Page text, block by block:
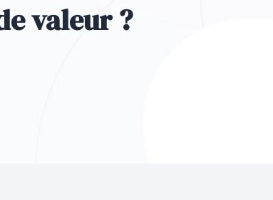
valeur ?